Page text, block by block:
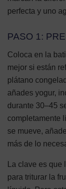
perfecta y uno
PASO 1:
Coloca en la
mejor si están
plátano
añades yogur,
durante 30–45
completamente
se mueve,
más de lo
La clave es
para triturar la